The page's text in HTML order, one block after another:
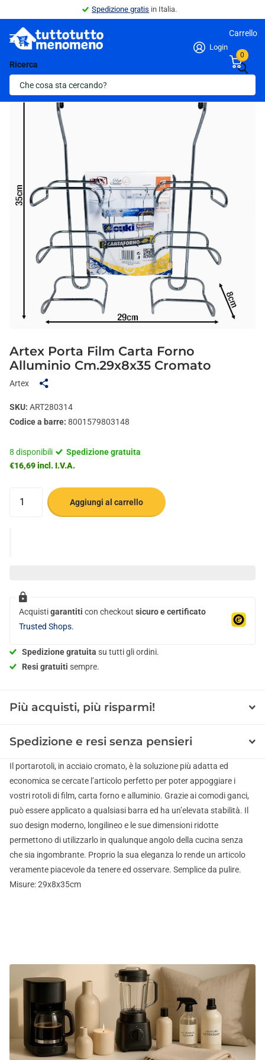
Spedizione gratis in Italia.
Ricerca
Login
Carrello
0
Indietro
Artex Porta Film Carta Forno
Alluminio Cm.29x8x35 Cromato
Artex
SKU: ART280314
Codice a barre: 8001579803148
8 disponibili
Spedizione gratuita
€16,69 incl. I.V.A.
Aggiungi al carrello
Acquistigarantiti con checkout sicuro e certificato
Trusted Shops.
Spedizione gratuita su tutti gli ordini.
Resi gratuiti sempre.
Più acquisti, più risparmi!
Spedizione e resi senza pensieri
Il portarotoli, in acciaio cromato, è la soluzione più adatta ed
economica se cercate l’articolo perfetto per poter appoggiare i
vostri rotoli di film, carta forno e alluminio. Grazie ai comodi ganci,
può essere applicato a qualsiasi barra ed ha un’elevata stabilità. Il
suo design moderno, longilineo e le sue dimensioni ridotte
permettono di utilizzarlo in qualunque angolo della cucina senza
che sia ingombrante. Proprio la sua eleganza lo rende un articolo
veramente piacevole da tenere ed osservare. Semplice da pulire.
Misure: 29x8x35cm